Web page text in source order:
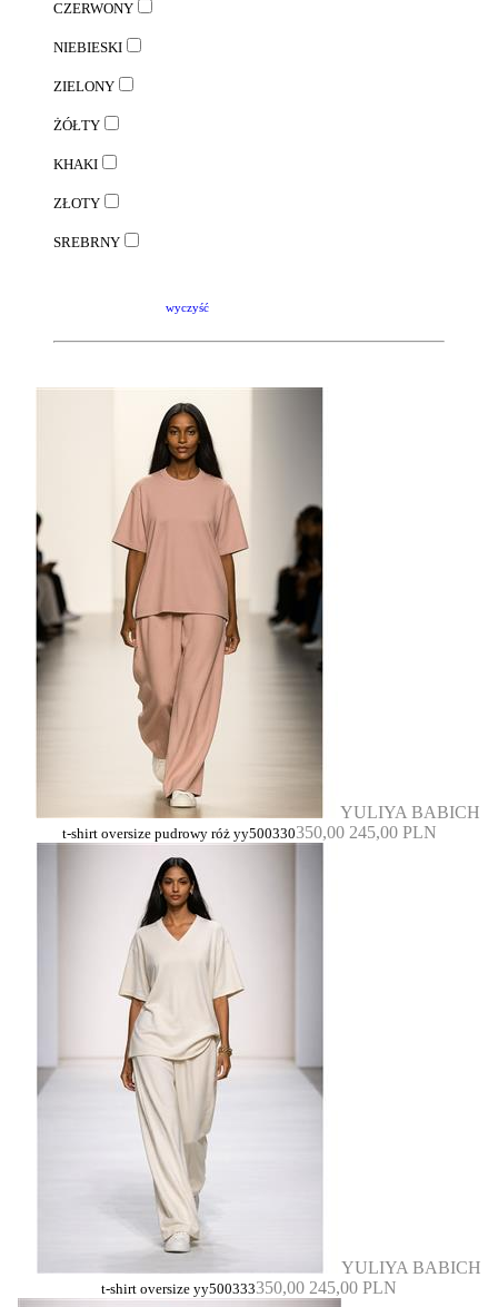
CZERWONY
NIEBIESKI
ZIELONY
ŻÓŁTY
KHAKI
ZŁOTY
SREBRNY
wyczyść
YULIYA BABICH
t-shirt oversize pudrowy róż yy500330350,00 245,00 PLN
YULIYA BABICH
t-shirt oversize yy500333350,00 245,00 PLN